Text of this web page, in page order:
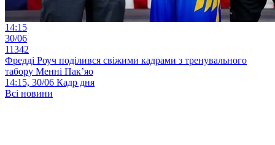
14:15
30/06
11342
Фредді Роуч поділився свіжими кадрами з тренувального
табору Менні Пак’яо
14:15, 30/06 Кадр дня
Всі новини